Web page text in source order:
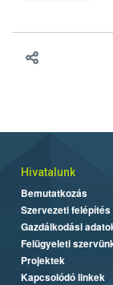
Hivatalunk
Bemutatkozás
Szervezeti felépítés
Gazdálkodási
Felügyeleti
Projektek
Kapcsolódó linkek